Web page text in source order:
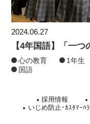
2024.06.27
心の教育
1年生
国語
採用情報
いじめ防止･ｶｽﾀﾏｰﾊ